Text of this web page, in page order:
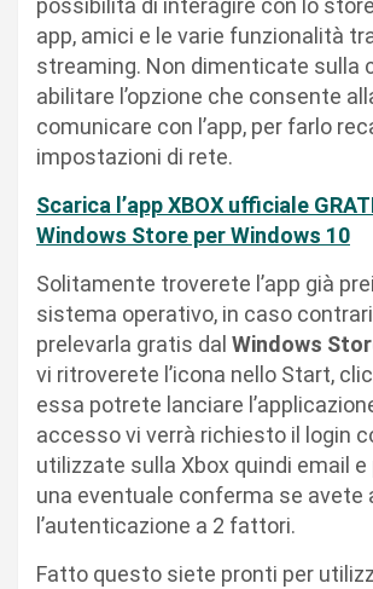
possibilità di interagire con lo
app, amici e le varie funzionalità
streaming. Non dimenticate sulla
abilitare l’opzione che consente
comunicare con l’app, per farlo
impostazioni di rete.
Scarica l’app XBOX ufficiale
Windows Store per Windows 10
Solitamente troverete l’app già
sistema operativo, in caso
prelevarla gratis dal Windows
vi ritroverete l’icona nello Start,
essa potrete lanciare
accesso vi verrà richiesto il login
utilizzate sulla Xbox quindi email
una eventuale conferma se
l’autenticazione a 2 fattori.
Fatto questo siete pronti per